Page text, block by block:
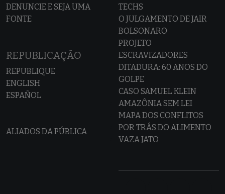
DENUNCIE E SEJA UMA
FONTE
REPUBLICAÇÃO
REPUBLIQUE
ENGLISH
ESPAÑOL
ALIADOS DA PÚBLICA
TECHS
O JULGAMENTO DE JAIR
BOLSONARO
PROJETO
ESCRAVIZADORES
DITADURA: 60 ANOS DO
GOLPE
CASO SAMUEL KLEIN
AMAZÔNIA SEM LEI
MAPA DOS CONFLITOS
POR TRÁS DO ALIMENTO
VAZA JATO